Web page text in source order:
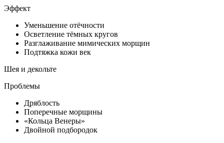
Эффект
Уменьшение отёчности
Осветление тёмных кругов
Разглаживание мимических морщин
Подтяжка кожи век
Шея и декольте
Проблемы
Дряблость
Поперечные морщины
«Кольца Венеры»
Двойной подбородок